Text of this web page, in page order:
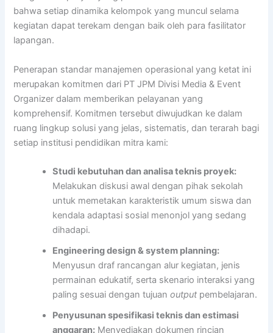
bahwa setiap dinamika kelompok yang muncul selama
kegiatan dapat terekam dengan baik oleh para fasilitator
lapangan.
Penerapan standar manajemen operasional yang ketat ini
merupakan komitmen dari PT JPM Divisi Media & Event
Organizer dalam memberikan pelayanan yang
komprehensif. Komitmen tersebut diwujudkan ke dalam
ruang lingkup solusi yang jelas, sistematis, dan terarah bagi
setiap institusi pendidikan mitra kami:
Studi kebutuhan dan analisa teknis proyek:
Melakukan diskusi awal dengan pihak sekolah
untuk memetakan karakteristik umum siswa dan
kendala adaptasi sosial menonjol yang sedang
dihadapi.
Engineering design & system planning:
Menyusun draf rancangan alur kegiatan, jenis
permainan edukatif, serta skenario interaksi yang
paling sesuai dengan tujuanoutput pembelajaran.
Penyusunan spesifikasi teknis dan estimasi
anggaran: Menyediakan dokumen rincian